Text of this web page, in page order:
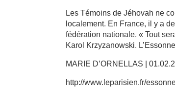
Les Témoins de Jéhovah ne
localement. En France, il y a
fédération nationale. « Tout
Karol Krzyzanowski.
MARIE D’ORNELLAS |
http://www.leparisien.fr/